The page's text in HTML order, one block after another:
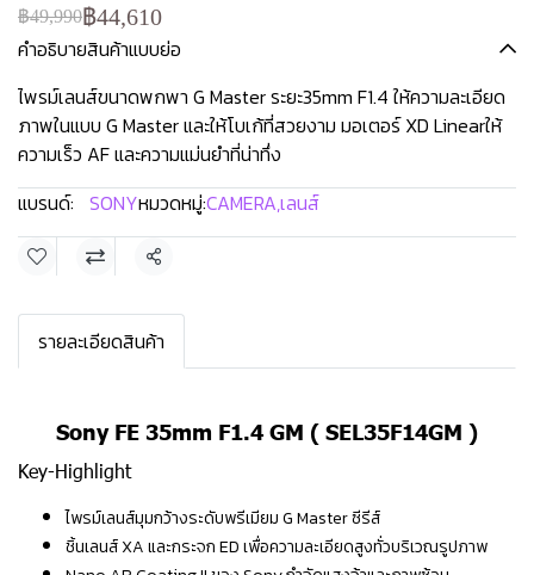
฿49,990฿44,610
คำอธิบายสินค้าแบบย่อ
ไพรม์เลนส์ขนาดพกพา G Master ระยะ35mm F1.4 ให้ความละเอียด
ภาพในแบบ G Master และให้โบเก้ที่สวยงาม มอเตอร์ XD Linearให้
ความเร็ว AF และความแม่นยำที่น่าทึ่ง
แบรนด์: SONYหมวดหมู่:CAMERA,เลนส์
แชร์
รายละเอียดสินค้า
Sony FE 35mm F1.4 GM ( SEL35F14GM )
Key-Highlight
ไพรม์เลนส์มุมกว้างระดับพรีเมียม G Master ซีรีส์
ชิ้นเลนส์ XA และกระจก ED เพื่อความละเอียดสูงทั่วบริเวณรูปภาพ